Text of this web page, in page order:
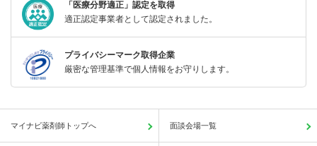
「医療分野適正」認定を取得
適正認定事業者として認定されました。
プライバシーマーク取得企業
厳密な管理基準で個人情報をお守りします。
マイナビ薬剤師トップへ 面談会場一覧